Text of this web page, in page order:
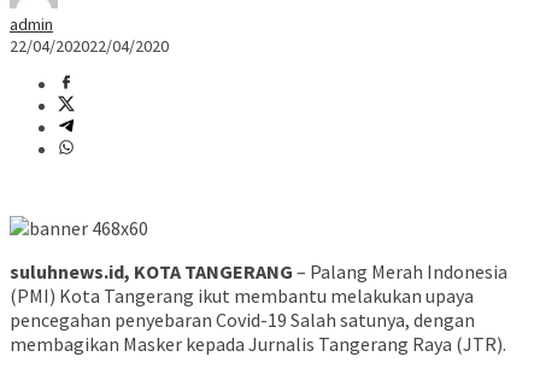
admin
22/04/202022/04/2020
suluhnews.id, KOTA TANGERANG – Palang Merah Indonesia
(PMI) Kota Tangerang ikut membantu melakukan upaya
pencegahan penyebaran Covid-19 Salah satunya, dengan
membagikan Masker kepada Jurnalis Tangerang Raya (JTR).